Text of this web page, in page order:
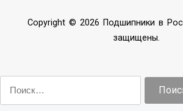
Copyright © 2026 Подшипники в
защищены.